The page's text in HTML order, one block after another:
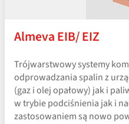
Almeva EIB/ EIZ
Trójwarstwowy systemy
odprowadzania spalin z
(gaz i olej opałowy) jak i
w trybie podciśnienia jak i
zastosowaniem są nowo